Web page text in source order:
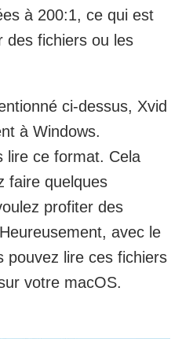
à 200:1, ce qui est
des fichiers ou les
ci-dessus, Xvid
à Windows.
lire ce format. Cela
faire quelques
profiter des
avec le
pouvez lire ces fichiers
votre macOS.